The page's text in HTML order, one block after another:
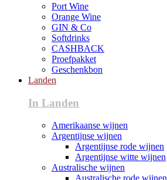
Port Wine
Orange Wine
GIN & Co
Softdrinks
CASHBACK
Proefpakket
Geschenkbon
Landen
In Landen
Amerikaanse wijnen
Argentijnse wijnen
Argentijnse rode wijnen
Argentijnse witte wijnen
Australische wijnen